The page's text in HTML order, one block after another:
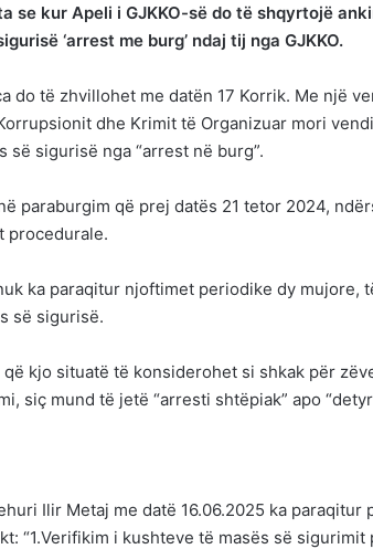
se kur Apeli i GJKKO-së do të shqyrtojë
‘arrest me burg’ ndaj tij nga GJKKO.
do të zhvillohet me datën 17 Korrik. Me një
dhe Krimit të Organizuar mori
së sigurisë nga “arrest në burg”.
paraburgim që prej datës 21 tetor 2024,
procedurale.
ka paraqitur njoftimet periodike dy mujore,
së sigurisë.
kjo situatë të konsiderohet si shkak për
siç mund të jetë “arresti shtëpiak” apo
Ilir Metaj me datë 16.06.2025 ka paraqitur
“1.Verifikim i kushteve të masës së